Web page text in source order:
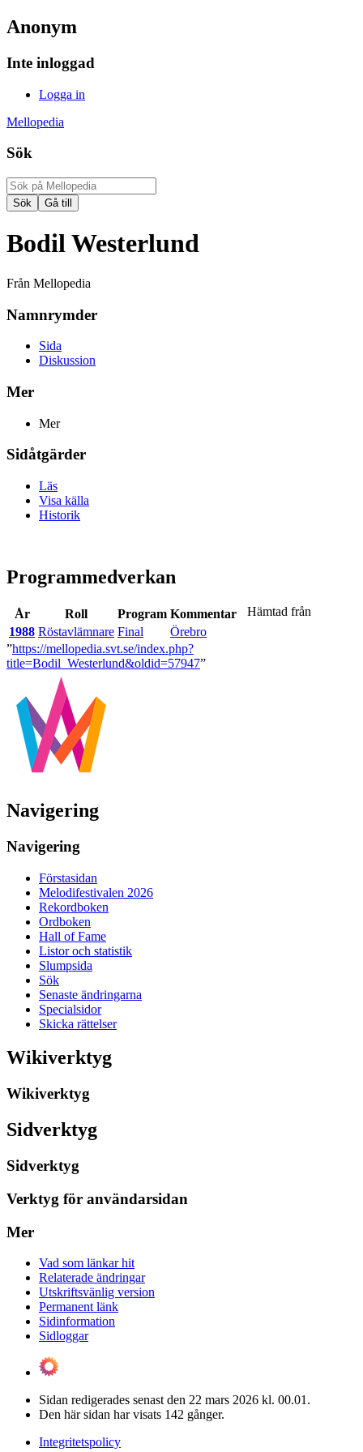
Anonym
Inte inloggad
Logga in
Mellopedia
Sök
Bodil Westerlund
Från Mellopedia
Namnrymder
Sida
Diskussion
Mer
Mer
Sidåtgärder
Läs
Visa källa
Historik
Programmedverkan
År Roll Program Kommentar
1988 Röstavlämnare Final Örebro
Hämtad från
”https://mellopedia.svt.se/index.php?
title=Bodil_Westerlund&oldid=57947”
Navigering
Navigering
Förstasidan
Melodifestivalen 2026
Rekordboken
Ordboken
Hall of Fame
Listor och statistik
Slumpsida
Sök
Senaste ändringarna
Specialsidor
Skicka rättelser
Wikiverktyg
Wikiverktyg
Sidverktyg
Sidverktyg
Verktyg för användarsidan
Mer
Vad som länkar hit
Relaterade ändringar
Utskriftsvänlig version
Permanent länk
Sidinformation
Sidloggar
Sidan redigerades senast den 22 mars 2026 kl. 00.01.
Den här sidan har visats 142 gånger.
Integritetspolicy